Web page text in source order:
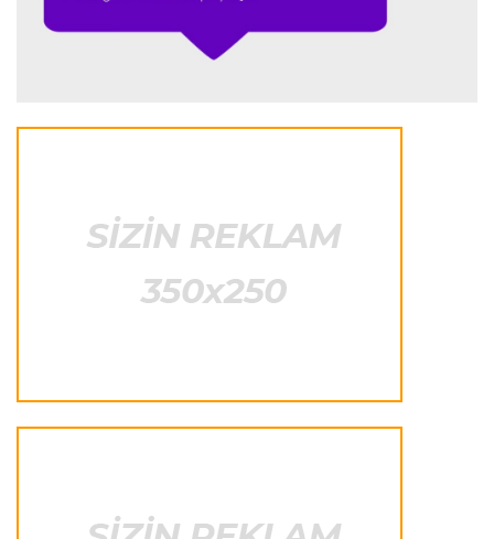
Misli Premyer liqa 14:43 06.08.2026
"Araz-Naxçıvan" Slavik Alxasovla yollarını ayırdı
12:39 06.08.2026
seminar keçirdi
"Gəncə" üç legionerlə yollarını ayırdı